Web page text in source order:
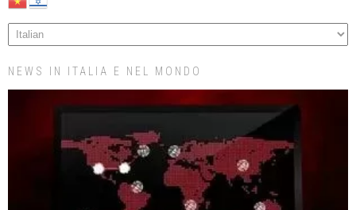
NEWS IN ITALIA E NEL MONDO